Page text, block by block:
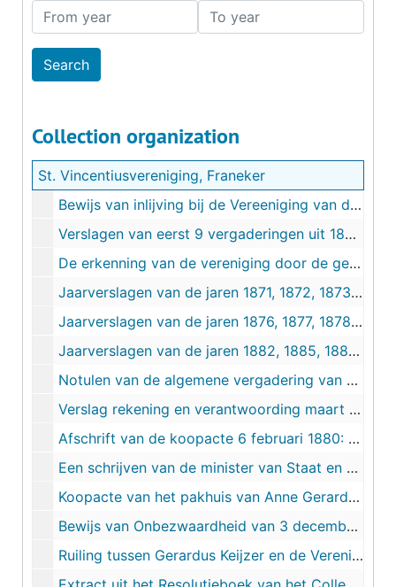
From year To year
Collection organization
St. Vincentiusvereniging, Franeker
Bewijs van inlijving bij de Vereeniging van den H. Vincentius van Paulo 19 maart 1871
Verslagen van eerst 9 vergaderingen uit 1871: 2 jan, 8 jan, 15 jan, 22 jan, 29 jan, 5 febr, 12 febr, 19 febr, 26 febr.
De erkenning van de vereniging door de gemeente Franeker 2 april 1871
Jaarverslagen van de jaren 1871, 1872, 1873 en 1875(?)
Jaarverslagen van de jaren 1876, 1877, 1878 en 1879
Jaarverslagen van de jaren 1882, 1885, 1887, 1889 en 1891
Notulen van de algemene vergadering van de jaren 1887, 1888 en 1889
Verslag rekening en verantwoording maart 18873 : oprichting van de bibliotheek van de vereniging H. Vincentius
Afschrift van de koopacte 6 februari 1880: verkoper de Heer Anne Gerhardus Keijzer en kopen H. Vincentius Paulo
Een schrijven van de minister van Staat en van Binnenlandse Zaken, gezien art. 10 der armenwet
Koopacte van het pakhuis van Anne Gerardus Keijzer aan Gerardus Keijzer waarbij de Vereniging H. Vincentius betrokken is, 26 oktober 1894
Bewijs van Onbezwaardheid van 3 december 1900
Ruiling tussen Gerardus Keijzer en de Vereniging in de maand augustus 1908